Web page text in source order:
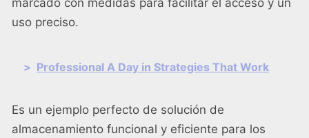
uso preciso.
> Professional A Day in Strategies That Work
Es un ejemplo perfecto de solución de
almacenamiento funcional y eficiente para los